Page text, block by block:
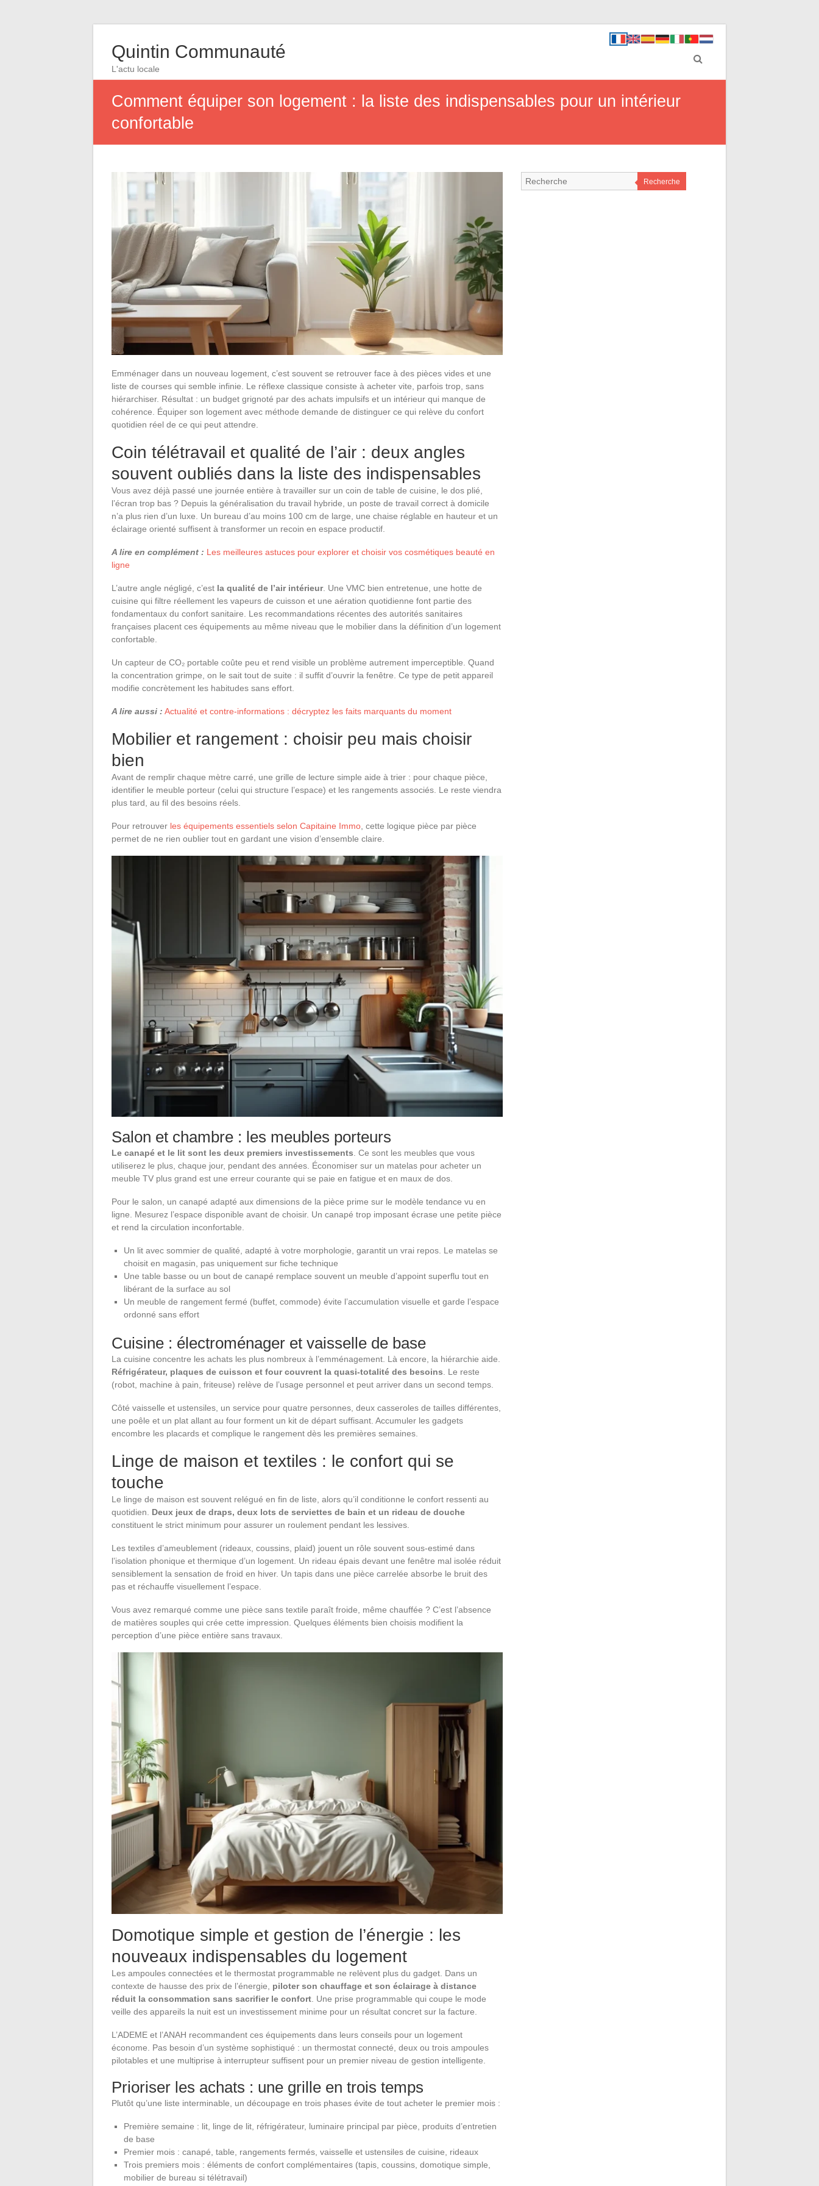
Quintin Communauté
L'actu locale
Comment équiper son logement : la liste des indispensables pour un intérieur
confortable
Emménager dans un nouveau logement, c’est souvent se retrouver face à des pièces vides et une
liste de courses qui semble infinie. Le réflexe classique consiste à acheter vite, parfois trop, sans
hiérarchiser. Résultat : un budget grignoté par des achats impulsifs et un intérieur qui manque de
cohérence. Équiper son logement avec méthode demande de distinguer ce qui relève du confort
quotidien réel de ce qui peut attendre.
Coin télétravail et qualité de l’air : deux angles
souvent oubliés dans la liste des indispensables
Vous avez déjà passé une journée entière à travailler sur un coin de table de cuisine, le dos plié,
l’écran trop bas ? Depuis la généralisation du travail hybride, un poste de travail correct à domicile
n’a plus rien d’un luxe. Un bureau d’au moins 100 cm de large, une chaise réglable en hauteur et un
éclairage orienté suffisent à transformer un recoin en espace productif.
A lire en complément : Les meilleures astuces pour explorer et choisir vos cosmétiques beauté en
ligne
L’autre angle négligé, c’est la qualité de l’air intérieur. Une VMC bien entretenue, une hotte de
cuisine qui filtre réellement les vapeurs de cuisson et une aération quotidienne font partie des
fondamentaux du confort sanitaire. Les recommandations récentes des autorités sanitaires
françaises placent ces équipements au même niveau que le mobilier dans la définition d’un logement
confortable.
Un capteur de CO₂ portable coûte peu et rend visible un problème autrement imperceptible. Quand
la concentration grimpe, on le sait tout de suite : il suffit d’ouvrir la fenêtre. Ce type de petit appareil
modifie concrètement les habitudes sans effort.
A lire aussi : Actualité et contre-informations : décryptez les faits marquants du moment
Mobilier et rangement : choisir peu mais choisir
bien
Avant de remplir chaque mètre carré, une grille de lecture simple aide à trier : pour chaque pièce,
identifier le meuble porteur (celui qui structure l’espace) et les rangements associés. Le reste viendra
plus tard, au fil des besoins réels.
Pour retrouver les équipements essentiels selon Capitaine Immo , cette logique pièce par pièce
permet de ne rien oublier tout en gardant une vision d’ensemble claire.
Salon et chambre : les meubles porteurs
Le canapé et le lit sont les deux premiers investissements. Ce sont les meubles que vous
utiliserez le plus, chaque jour, pendant des années. Économiser sur un matelas pour acheter un
meuble TV plus grand est une erreur courante qui se paie en fatigue et en maux de dos.
Pour le salon, un canapé adapté aux dimensions de la pièce prime sur le modèle tendance vu en
ligne. Mesurez l’espace disponible avant de choisir. Un canapé trop imposant écrase une petite pièce
et rend la circulation inconfortable.
Un lit avec sommier de qualité, adapté à votre morphologie, garantit un vrai repos. Le matelas se
choisit en magasin, pas uniquement sur fiche technique
Une table basse ou un bout de canapé remplace souvent un meuble d’appoint superflu tout en
libérant de la surface au sol
Un meuble de rangement fermé (buffet, commode) évite l’accumulation visuelle et garde l’espace
ordonné sans effort
Cuisine : électroménager et vaisselle de base
La cuisine concentre les achats les plus nombreux à l’emménagement. Là encore, la hiérarchie aide.
Réfrigérateur, plaques de cuisson et four couvrent la quasi-totalité des besoins. Le reste
(robot, machine à pain, friteuse) relève de l’usage personnel et peut arriver dans un second temps.
Côté vaisselle et ustensiles, un service pour quatre personnes, deux casseroles de tailles différentes,
une poêle et un plat allant au four forment un kit de départ suffisant. Accumuler les gadgets
encombre les placards et complique le rangement dès les premières semaines.
Linge de maison et textiles : le confort qui se
touche
Le linge de maison est souvent relégué en fin de liste, alors qu’il conditionne le confort ressenti au
quotidien. Deux jeux de draps, deux lots de serviettes de bain et un rideau de douche
constituent le strict minimum pour assurer un roulement pendant les lessives.
Les textiles d’ameublement (rideaux, coussins, plaid) jouent un rôle souvent sous-estimé dans
l’isolation phonique et thermique d’un logement. Un rideau épais devant une fenêtre mal isolée réduit
sensiblement la sensation de froid en hiver. Un tapis dans une pièce carrelée absorbe le bruit des
pas et réchauffe visuellement l’espace.
Vous avez remarqué comme une pièce sans textile paraît froide, même chauffée ? C’est l’absence
de matières souples qui crée cette impression. Quelques éléments bien choisis modifient la
perception d’une pièce entière sans travaux.
Domotique simple et gestion de l’énergie : les
nouveaux indispensables du logement
Les ampoules connectées et le thermostat programmable ne relèvent plus du gadget. Dans un
contexte de hausse des prix de l’énergie, piloter son chauffage et son éclairage à distance
réduit la consommation sans sacrifier le confort . Une prise programmable qui coupe le mode
veille des appareils la nuit est un investissement minime pour un résultat concret sur la facture.
L’ADEME et l’ANAH recommandent ces équipements dans leurs conseils pour un logement
économe. Pas besoin d’un système sophistiqué : un thermostat connecté, deux ou trois ampoules
pilotables et une multiprise à interrupteur suffisent pour un premier niveau de gestion intelligente.
Prioriser les achats : une grille en trois temps
Plutôt qu’une liste interminable, un découpage en trois phases évite de tout acheter le premier mois :
Première semaine : lit, linge de lit, réfrigérateur, luminaire principal par pièce, produits d’entretien
de base
Premier mois : canapé, table, rangements fermés, vaisselle et ustensiles de cuisine, rideaux
Trois premiers mois : éléments de confort complémentaires (tapis, coussins, domotique simple,
mobilier de bureau si télétravail)
Recherche